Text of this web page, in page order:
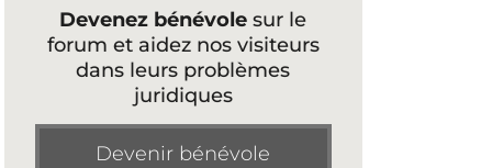
Devenez bénévole sur le
forum et aidez nos visiteurs
dans leurs problèmes
juridiques
Devenir bénévole